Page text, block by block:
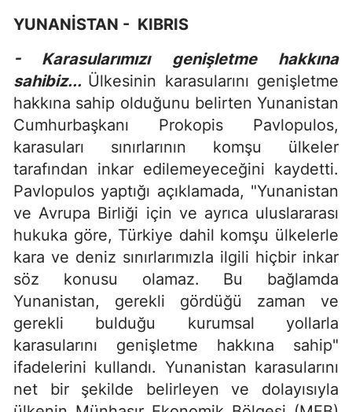
YUNANİSTAN - KIBRIS
- Karasularımızı genişletme hakkına
sahibiz... Ülkesinin karasularını genişletme
hakkına sahip olduğunu belirten Yunanistan
Cumhurbaşkanı Prokopis Pavlopulos,
karasuları sınırlarının komşu ülkeler
tarafından inkar edilemeyeceğini kaydetti.
Pavlopulos yaptığı açıklamada, "Yunanistan
ve Avrupa Birliği için ve ayrıca uluslararası
hukuka göre, Türkiye dahil komşu ülkelerle
kara ve deniz sınırlarımızla ilgili hiçbir inkar
söz konusu olamaz. Bu bağlamda
Yunanistan, gerekli gördüğü zaman ve
gerekli bulduğu kurumsal yollarla
karasularını genişletme hakkına sahip"
ifadelerini kullandı. Yunanistan karasularını
net bir şekilde belirleyen ve dolayısıyla